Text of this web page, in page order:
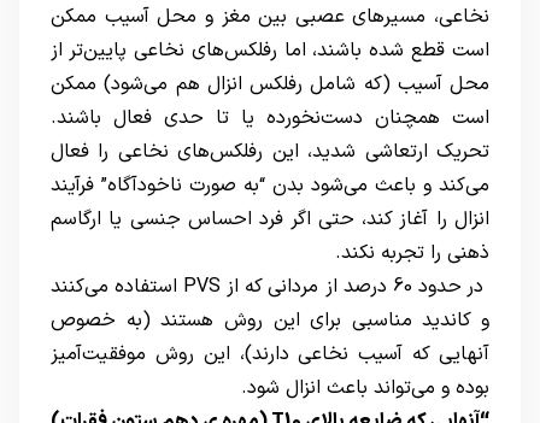
نخاعی، مسیرهای عصبی بین مغز و محل آسیب ممکن
است قطع شده باشند، اما رفلکس‌های نخاعی پایین‌تر از
محل آسیب (که شامل رفلکس انزال هم می‌شود) ممکن
است همچنان دست‌نخورده یا تا حدی فعال باشند.
تحریک ارتعاشی شدید، این رفلکس‌های نخاعی را فعال
می‌کند و باعث می‌شود بدن “به صورت ناخودآگاه” فرآیند
انزال را آغاز کند، حتی اگر فرد احساس جنسی یا ارگاسم
ذهنی را تجربه نکند.
در حدود 60 درصد از مردانی که از PVS استفاده می‌کنند
و کاندید مناسبی برای این روش هستند (به خصوص
آنهایی که آسیب نخاعی دارند)، این روش موفقیت‌آمیز
بوده و می‌تواند باعث انزال شود.